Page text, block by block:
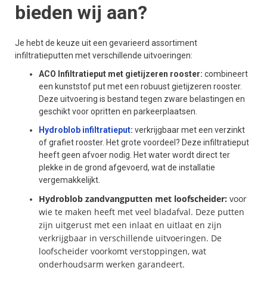
bieden wij aan?
Je hebt de keuze uit een gevarieerd assortiment
infiltratieputten met verschillende uitvoeringen:
ACO Infiltratieput met gietijzeren rooster: combineert
een kunststof put met een robuust gietijzeren rooster.
Deze uitvoering is bestand tegen zware belastingen en
geschikt voor opritten en parkeerplaatsen.
Hydroblob infiltratieput: verkrijgbaar met een verzinkt
of grafiet rooster. Het grote voordeel? Deze infiltratieput
heeft geen afvoer nodig. Het water wordt direct ter
plekke in de grond afgevoerd, wat de installatie
vergemakkelijkt.
Hydroblob zandvangputten met loofscheider: voor
wie te maken heeft met veel bladafval. Deze putten
zijn uitgerust met een inlaat en uitlaat en zijn
verkrijgbaar in verschillende uitvoeringen. De
loofscheider voorkomt verstoppingen, wat
onderhoudsarm werken garandeert.